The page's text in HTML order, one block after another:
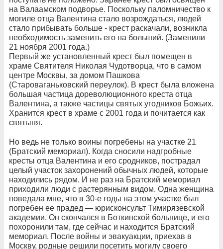
на Валаамском подворье. Поскольку паломничество к
могиле отца Валентина стало возрождаться, людей
стало прибывать больше - крест раскачали, возникла
необходимость заменить его на больший. (Заменили
21 ноября 2001 года.)
Первый же установленный крест был помещен в
храме Святителя Николая Чудотворца, что в самом
центре Москвы, за домом Пашкова
(Староваганьковский переулок). В крест была вложена
большая частица дореволюционного креста отца
Валентина, а также частицы святых угодников Божьих.
Хранится крест в храме с 2001 года и почитается как
святыня.
Но ведь не только воины погребены на участке 21
(Братский мемориал). Когда сносили надгробные
кресты отца Валентина и его сродников, пострадал
целый участок захоронений обычных людей, которые
находились рядом. И не раз на Братский мемориал
приходили люди с растерянным видом. Одна женщина
поведала мне, что в 30-е годы на этом участке был
погребен ее прадед — юрисконсульт Тимирязевской
академии. Он скончался в Боткинской больнице, и его
похоронили там, где сейчас и находится Братский
мемориал. После войны и эвакуакции, приехав в
Москву, родные решили посетить могилу своего